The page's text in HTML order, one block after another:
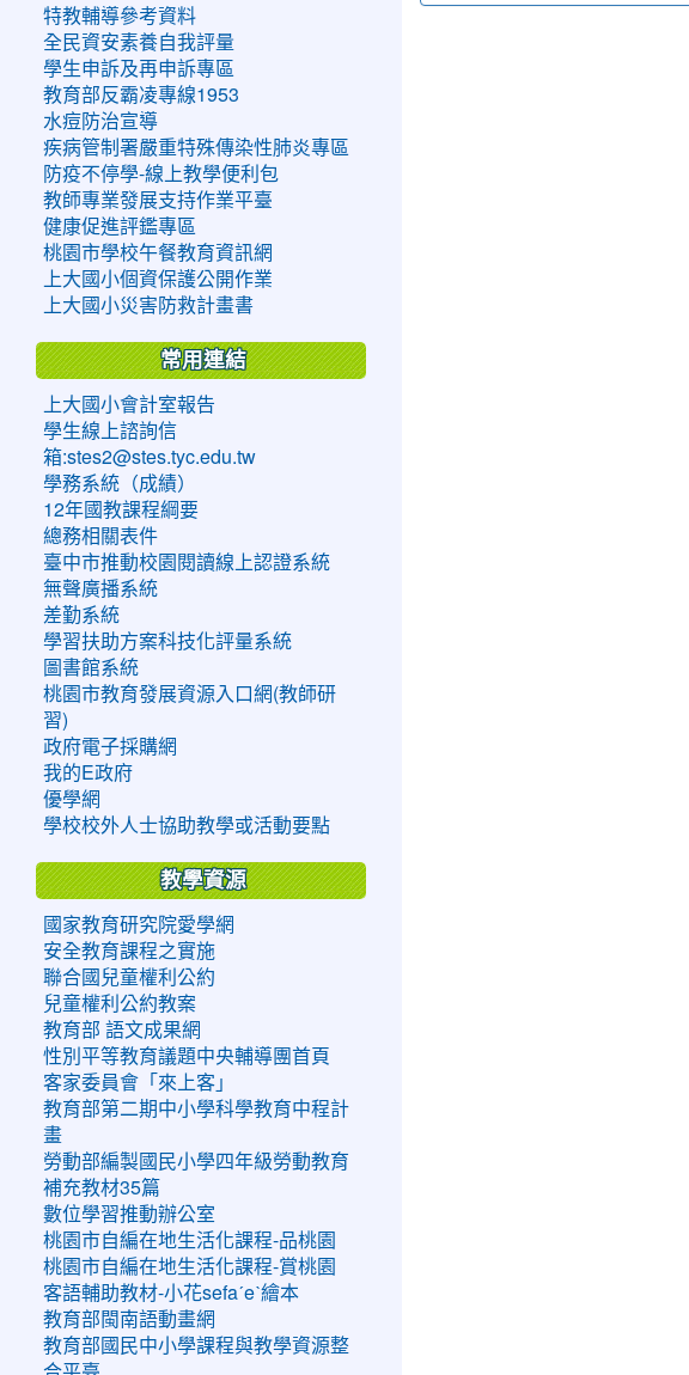
特教輔導參考資料
全民資安素養自我評量
學生申訴及再申訴專區
教育部反霸凌專線1953
水痘防治宣導
疾病管制署嚴重特殊傳染性肺炎專區
防疫不停學-線上教學便利包
教師專業發展支持作業平臺
健康促進評鑑專區
桃園市學校午餐教育資訊網
上大國小個資保護公開作業
上大國小災害防救計畫書
常用連結
上大國小會計室報告
學生線上諮詢信
箱:stes2@stes.tyc.edu.tw
學務系統（成績）
12年國教課程綱要
總務相關表件
臺中市推動校園閱讀線上認證系統
無聲廣播系統
差勤系統
學習扶助方案科技化評量系統
圖書館系統
桃園市教育發展資源入口網(教師研
習)
政府電子採購網
我的E政府
優學網
學校校外人士協助教學或活動要點
教學資源
國家教育研究院愛學網
安全教育課程之實施
聯合國兒童權利公約
兒童權利公約教案
教育部 語文成果網
性別平等教育議題中央輔導團首頁
客家委員會「來上客」
教育部第二期中小學科學教育中程計
畫
勞動部編製國民小學四年級勞動教育
補充教材35篇
數位學習推動辦公室
桃園市自編在地生活化課程-品桃園
桃園市自編在地生活化課程-賞桃園
客語輔助教材-小花sefaˊeˋ繪本
教育部閩南語動畫網
教育部國民中小學課程與教學資源整